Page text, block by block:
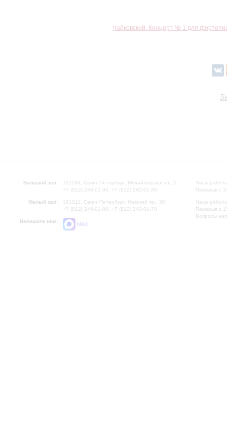
Чайковский. Концерт № 1 для
Большой зал:
191186, Санкт-Петербург, Михайловская ул., 2
+7 (812) 240-01-00, +7 (812) 240-01-80
Малый зал:
191011, Санкт-Петербург, Невский пр., 30
+7 (812) 240-01-00, +7 (812) 240-01-70
Напишите нам:
MAX
Часы
Перерыв с
Часы
Перерыв с
Вопросы